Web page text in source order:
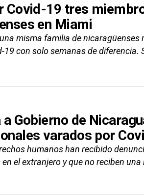
Covid-19 tres
en Miami
misma familia de nicaragüenses
19 con solo semanas de diferencia.
Gobierno de
varados por
humanos han recibido
el extranjero y que no reciben una